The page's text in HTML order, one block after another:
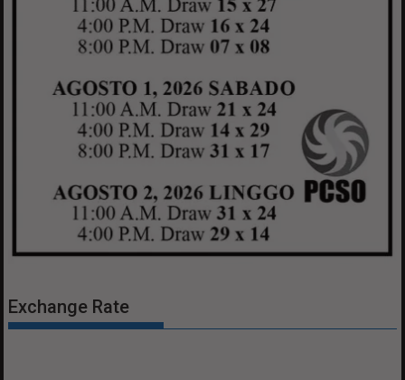
Exchange Rate